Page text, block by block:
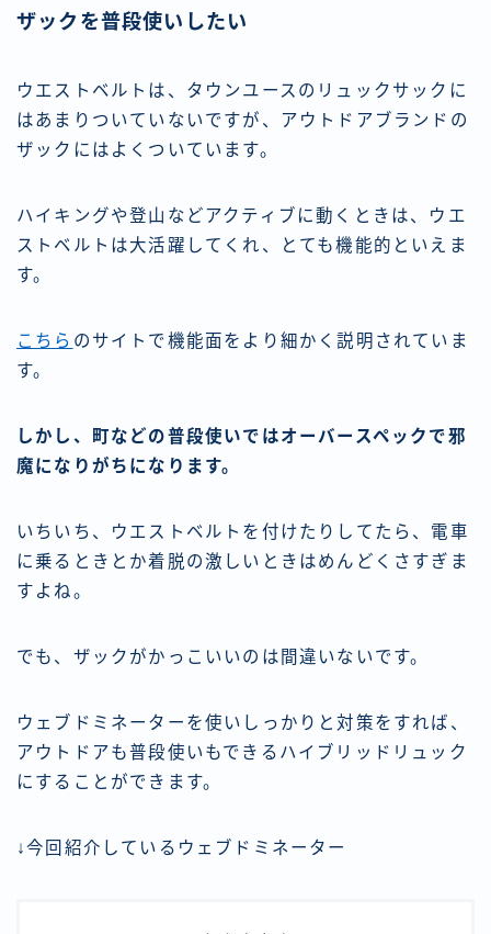
ザックを普段使いしたい
ウエストベルトは、タウンユースのリュックサックに
はあまりついていないですが、アウトドアブランドの
ザックにはよくついています。
ハイキングや登山などアクティブに動くときは、ウエ
ストベルトは大活躍してくれ、とても機能的といえま
す。
こちら のサイトで機能面をより細かく説明されていま
す。
しかし、町などの普段使いではオーバースペックで邪
魔になりがちになります。
いちいち、ウエストベルトを付けたりしてたら、電車
に乗るときとか着脱の激しいときはめんどくさすぎま
すよね。
でも、ザックがかっこいいのは間違いないです。
ウェブドミネーターを使いしっかりと対策をすれば、
アウトドアも普段使いもできる ハイブリッドリュック
にすることができます。
↓今回紹介しているウェブドミネーター